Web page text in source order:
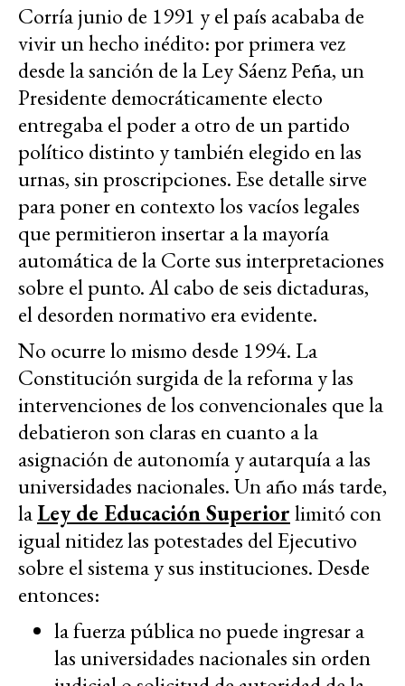
Corría junio de 1991 y el país acababa de
vivir un hecho inédito: por primera vez
desde la sanción de la Ley Sáenz Peña, un
Presidente democráticamente electo
entregaba el poder a otro de un partido
político distinto y también elegido en las
urnas, sin proscripciones. Ese detalle sirve
para poner en contexto los vacíos legales
que permitieron insertar a la mayoría
automática de la Corte sus interpretaciones
sobre el punto. Al cabo de seis dictaduras,
el desorden normativo era evidente.
No ocurre lo mismo desde 1994. La
Constitución surgida de la reforma y las
intervenciones de los convencionales que la
debatieron son claras en cuanto a la
asignación de autonomía y autarquía a las
universidades nacionales. Un año más tarde,
laLey de Educación Superiorlimitó con
igual nitidez las potestades del Ejecutivo
sobre el sistema y sus instituciones. Desde
entonces:
la fuerza pública no puede ingresar a
las universidades nacionales sin orden